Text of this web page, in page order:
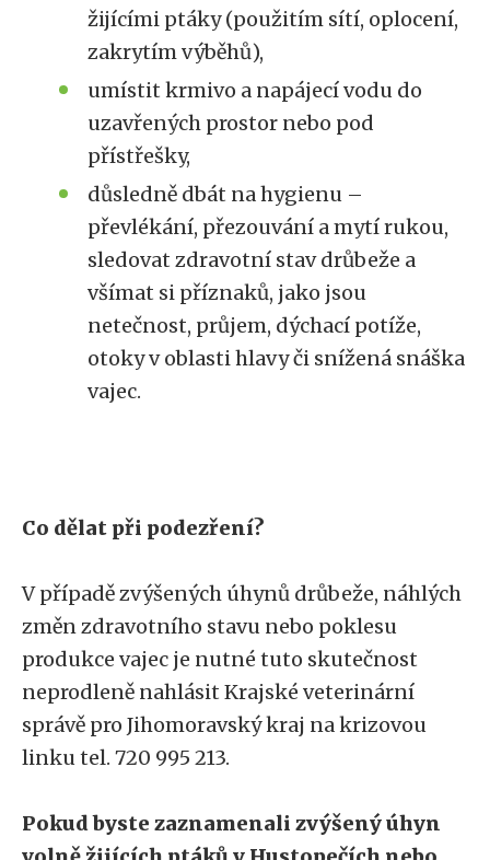
žijícími ptáky (použitím sítí, oplocení,
zakrytím výběhů),
umístit krmivo a napájecí vodu do
uzavřených prostor nebo pod
přístřešky,
důsledně dbát na hygienu –
převlékání, přezouvání a mytí rukou,
sledovat zdravotní stav drůbeže a
všímat si příznaků, jako jsou
netečnost, průjem, dýchací potíže,
otoky v oblasti hlavy či snížená snáška
vajec.
Co dělat při podezření?
V případě zvýšených úhynů drůbeže, náhlých
změn zdravotního stavu nebo poklesu
produkce vajec je nutné tuto skutečnost
neprodleně nahlásit Krajské veterinární
správě pro Jihomoravský kraj na krizovou
linku tel. 720 995 213.
Pokud byste zaznamenali zvýšený úhyn